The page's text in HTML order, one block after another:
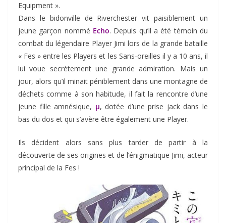
Equipment ».
Dans le bidonville de Riverchester vit paisiblement un
jeune garçon nommé Echo. Depuis qu’il a été témoin du
combat du légendaire Player Jimi lors de la grande bataille
« Fes » entre les Players et les Sans-oreilles il y a 10 ans, il
lui voue secrètement une grande admiration. Mais un
jour, alors qu’il minait péniblement dans une montagne de
déchets comme à son habitude, il fait la rencontre d’une
jeune fille amnésique, µ, dotée d’une prise jack dans le
bas du dos et qui s’avère être également une Player.
Ils décident alors sans plus tarder de partir à la
découverte de ses origines et de l’énigmatique Jimi, acteur
principal de la Fes !